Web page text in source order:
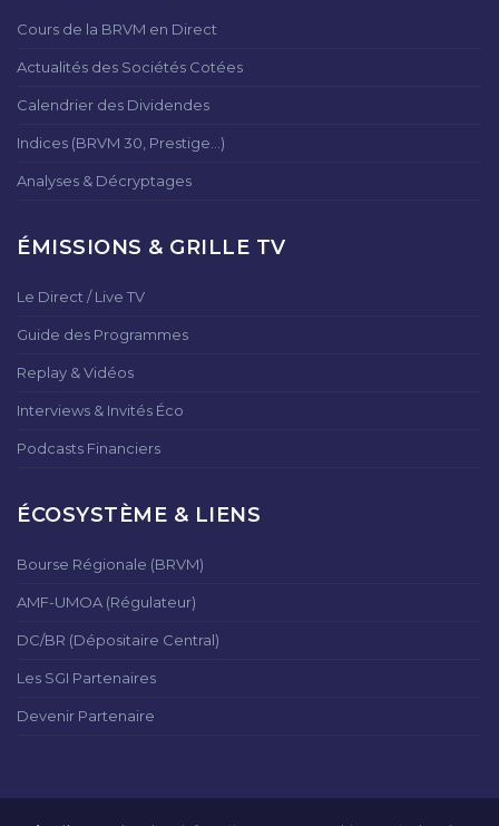
Cours de la BRVM en Direct
Actualités des Sociétés Cotées
Calendrier des Dividendes
Indices (BRVM 30, Prestige...)
Analyses & Décryptages
ÉMISSIONS & GRILLE TV
Le Direct / Live TV
Guide des Programmes
Replay & Vidéos
Interviews & Invités Éco
Podcasts Financiers
ÉCOSYSTÈME & LIENS
Bourse Régionale (BRVM)
AMF-UMOA (Régulateur)
DC/BR (Dépositaire Central)
Les SGI Partenaires
Devenir Partenaire